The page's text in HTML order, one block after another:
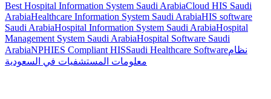
Best Hospital Information System Saudi ArabiaCloud HIS Saudi
ArabiaHealthcare Information System Saudi ArabiaHIS software
Saudi ArabiaHospital Information System Saudi ArabiaHospital
Management System Saudi ArabiaHospital Software Saudi
ArabiaNPHIES Compliant HISSaudi Healthcare Softwareنظام
معلومات المستشفيات في السعودية